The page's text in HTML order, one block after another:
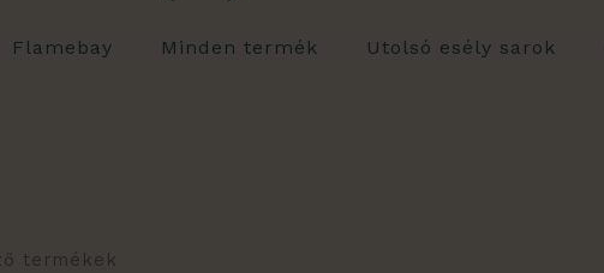
Flamebay Minden termék Utolsó esély sarok
termékek